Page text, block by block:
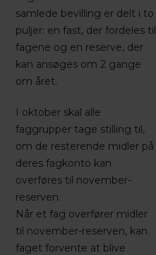
samlede bevilling er delt i to
puljer: en fast, der fordeles til
fagene og en reserve, der
kan ansøges om 2 gange
om året.
I oktober skal alle
faggrupper tage stilling til,
om de resterende midler på
deres fagkonto kan
overføres til november-
reserven.
Når et fag overfører midler
til november-reserven, kan
faget forvente at blive